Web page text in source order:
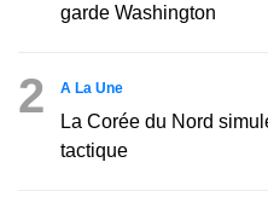
garde Washington
2 A La Une
La Corée du Nord
tactique